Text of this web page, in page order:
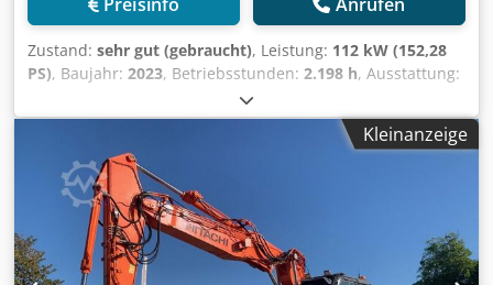
Zustand: sehr gut (gebraucht), Leistung: 112 kW (152,28
PS), Baujahr: 2023, Betriebsstunden: 2.198 h, Ausstattung:
, CATERPILLAR M317-07B Baujahr 2023
Betriebsstunden 2.198 std. Geschlossene Kabine
Klimaanlage Radio Rück- und Seitenkamera
Verstellausleger Dodpoyi Tp Nofx Aidjwa Stiel: 2,50m.
Vollverrohrung (Hammer-, Greifer-, Schere-)
Schnellwechsler OQ70/55 1 x Löffel Zentralschmieranlage
Reifengröße: 10.00-20 ca. 40% erhalten Schildabstützung
Motor mit 112kW CE Betriebsgewicht: 18.4 to.
Kleinanzeige